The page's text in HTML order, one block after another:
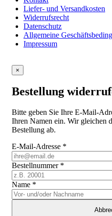
Liefer- und Versandkosten
Widerrufsrecht
Datenschutz
Allgemeine
Impressum
×
Bestellung
Bitte geben Sie Ihre E-Mail-
Ihren Namen ein. Wir gleichen
Bestellung ab.
E-Mail-Adresse *
Bestellnummer *
Name *